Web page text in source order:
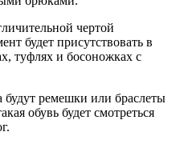
чертой
будет присутствовать в
туфлях и босоножках с
ремешки или браслеты
обувь будет смотреться